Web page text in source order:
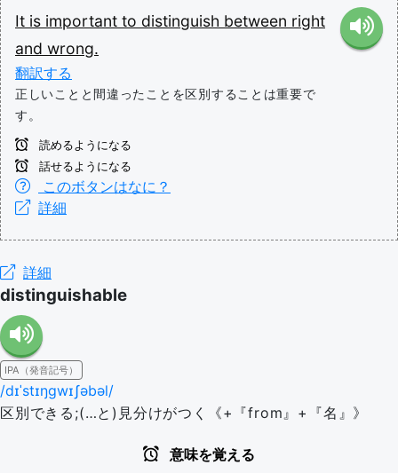
It is important to distinguish between right
and wrong.
翻訳する
正しいことと間違ったことを区別することは重要で
す。
読めるようになる
話せるようになる
このボタンはなに？
詳細
詳細
distinguishable
IPA（発音記号）
/dɪˈstɪŋɡwɪʃəbəl/
区別できる;(…と)見分けがつく《+『from』+『名』》
意味を覚える